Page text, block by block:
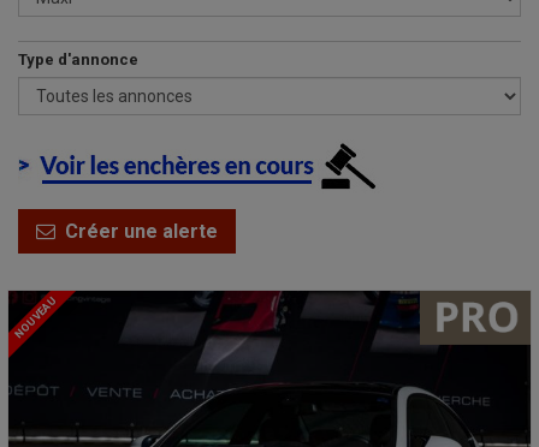
Type d'annonce
Créer une alerte
NOUVEAU